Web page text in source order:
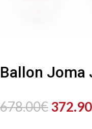
Ballon Joma
678.00€Le
372.90